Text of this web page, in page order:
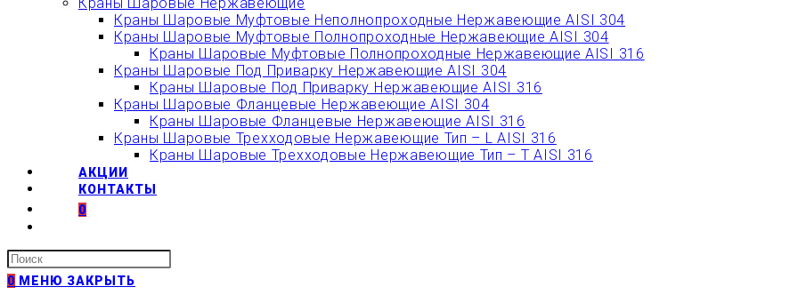
Краны Шаровые Муфтовые Неполнопроходные Нержавеющие AISI 304
Краны Шаровые Муфтовые Полнопроходные Нержавеющие AISI 304
Краны Шаровые Муфтовые Полнопроходные Нержавеющие AISI 316
Краны Шаровые Под Приварку Нержавеющие AISI 304
Краны Шаровые Под Приварку Нержавеющие AISI 316
Краны Шаровые Фланцевые Нержавеющие AISI 304
Краны Шаровые Фланцевые Нержавеющие AISI 316
Краны Шаровые Трехходовые Нержавеющие Тип – L AISI 316
Краны Шаровые Трехходовые Нержавеющие Тип – T AISI 316
АКЦИИ
КОНТАКТЫ
0
Искать:
0 МЕНЮ ЗАКРЫТЬ